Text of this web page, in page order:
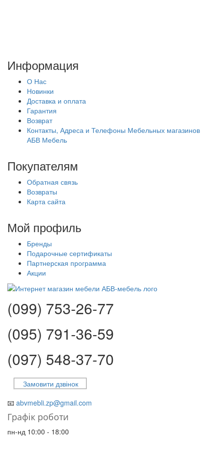
Информация
О Нас
Новинки
Доставка и оплата
Гарантия
Возврат
Контакты, Адреса и Телефоны Мебельных магазинов
АБВ Мебель
Покупателям
Обратная связь
Возвраты
Карта сайта
Мой профиль
Бренды
Подарочные сертификаты
Партнерская программа
Акции
(099) 753-26-77
(095) 791-36-59
(097) 548-37-70
Замовити дзвінок
📧 abvmebli.zp@gmail.com
Графік роботи
пн-нд 10:00 - 18:00